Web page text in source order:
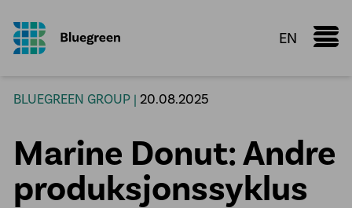
EN
Marine Donut
Kunnskapsdeling
Konfigurator
BLUEGREEN GROUP | 20.08.2025
Marine Donut: Andre
produksjonssyklus